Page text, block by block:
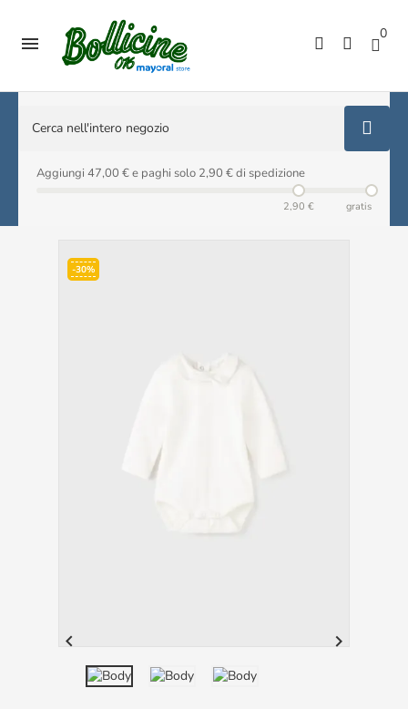
 0
Aggiungi 47,00 € e paghi solo 2,90 € di spedizione
2,90 € gratis
-30%
 